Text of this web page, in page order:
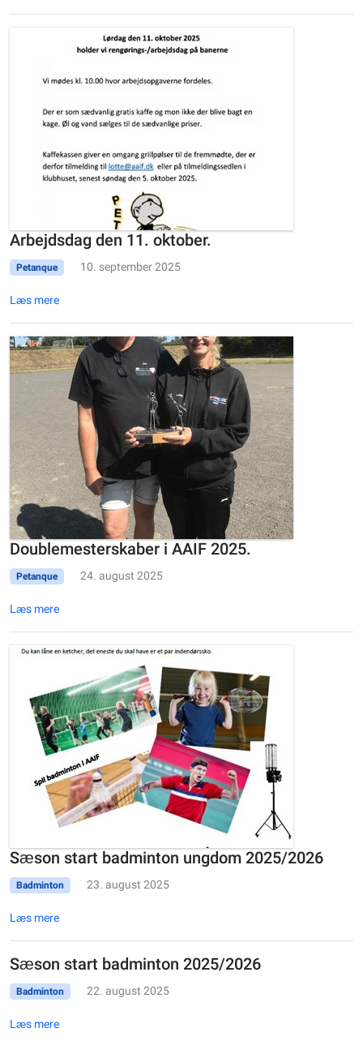
Arbejdsdag den 11. oktober.
Petanque 10. september 2025
Læs mere
Doublemesterskaber i AAIF 2025.
Petanque 24. august 2025
Læs mere
Sæson start badminton ungdom 2025/2026
Badminton 23. august 2025
Læs mere
Sæson start badminton 2025/2026
Badminton 22. august 2025
Læs mere